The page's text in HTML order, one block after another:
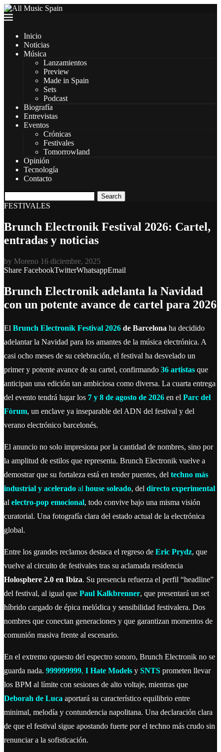
Inicio
Noticias
Música
Lanzamientos
Preview
Made in Spain
Sets
Podcast
Biografía
Entrevistas
Eventos
Crónicas
Festivales
Tomorrowland
Opinión
Tecnología
Contacto
Search
FESTIVALES
Brunch Electronik Festival 2026: Cartel,
entradas y noticias
by Moreno 16 diciembre, 2025
Share FacebookTwitterWhatsappEmail
Brunch Electronik adelanta la Navidad
con un potente avance de cartel para 2026
El Brunch Electronik Festival 2026 de Barcelona ha decidido
adelantar la Navidad para los amantes de la música electrónica. A
casi ocho meses de su celebración, el festival ha desvelado un
primer y potente avance de su cartel, confirmando 36 artistas que
anticipan una edición tan ambiciosa como diversa. La cuarta entrega
del evento tendrá lugar los 7 y 8 de agosto de 2026 en el Parc del
Fòrum, un enclave ya inseparable del ADN del festival y del
verano electrónico barcelonés.
El anuncio no solo impresiona por la cantidad de nombres, sino por
la amplitud de estilos que representa. Brunch Electronik vuelve a
demostrar que su fortaleza está en tender puentes, del techno más
industrial y acelerado al house soleado, del directo experimental
al electro-pop emocional, todo convive bajo una misma visión
curatorial. Una fotografía clara del estado actual de la electrónica
global.
Entre los grandes reclamos destaca el regreso de Eric Prydz, que
vuelve al circuito de festivales tras su aclamada residencia
Holosphere 2.0 en Ibiza. Su presencia refuerza el perfil “headline”
del festival, al igual que Paul Kalkbrenner, que presentará un set
híbrido cargado de épica melódica y sensibilidad festivalera. Dos
nombres que conectan generaciones y que garantizan momentos de
comunión masiva frente al escenario.
En el extremo opuesto del espectro sonoro, Brunch Electronik no se
guarda nada. 999999999, I Hate Models y SNTS prometen llevar
los BPM al límite con sesiones de alto voltaje, mientras que
Deborah de Luca aportará su característico equilibrio entre
minimal, melodía y contundencia napolitana. Una declaración clara
de que el festival sigue apostando fuerte por el techno más crudo sin
renunciar a la sofisticación.